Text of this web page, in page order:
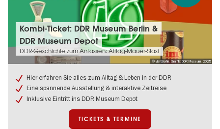
© visitBerlin, Grafik: DDR Museum, 2025
Tickets
Termine:
Kombi-
Museum
Berlin
&
DDR
Kombi-Ticket: DDR Museum Berlin &
DDR Museum Depot
DDR-Geschichte zum Anfassen: Alltag-Mauer-Stasi
Hier erfahren Sie alles zum Alltag & Leben in der DDR
Eine spannende Ausstellung & interaktive Zeitreise
Inklusive Eintritt ins DDR Museum Depot
TICKETS & TERMINE